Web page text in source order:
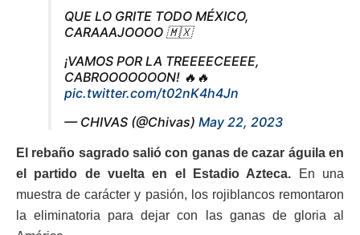
QUE LO GRITE TODO MÉXICO,
CARAAAJOOOO 🇲🇽
¡VAMOS POR LA TREEEECEEEE,
CABROOOOOOON! 🔥🔥
pic.twitter.com/t02nK4h4Jn
— CHIVAS (@Chivas) May 22, 2023
El rebaño sagrado salió con ganas de cazar águila en
el partido de vuelta en el Estadio Azteca. En una
muestra de carácter y pasión, los rojiblancos remontaron
la eliminatoria para dejar con las ganas de gloria al